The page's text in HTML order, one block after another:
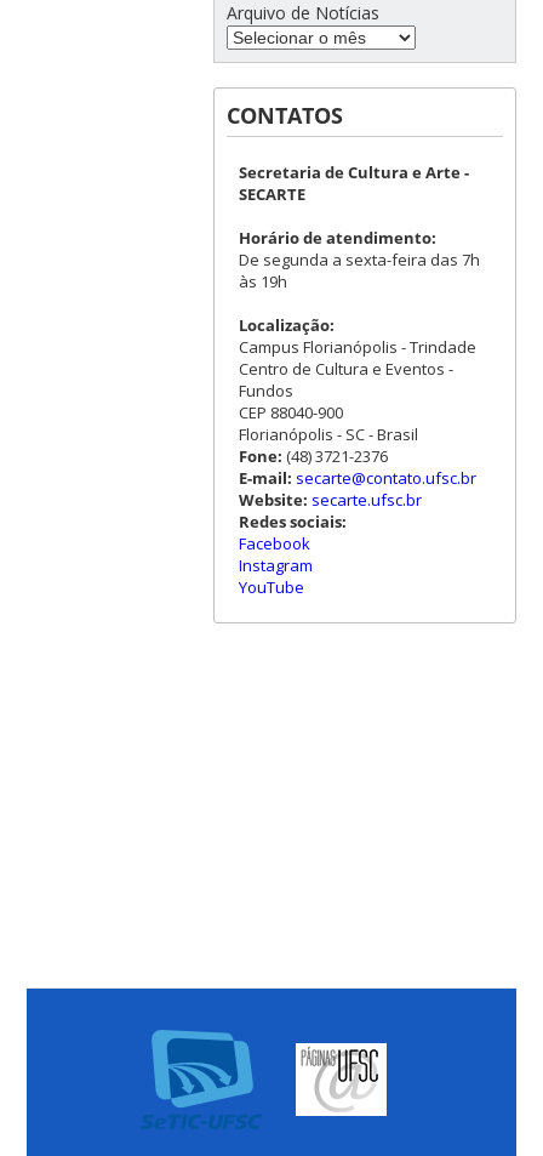
Arquivo de Notícias
CONTATOS
Secretaria de Cultura e Arte -
SECARTE
Horário de atendimento:
De segunda a sexta-feira das 7h
às 19h
Localização:
Campus Florianópolis - Trindade
Centro de Cultura e Eventos -
Fundos
CEP 88040-900
Florianópolis - SC - Brasil
Fone: (48) 3721-2376
E-mail: secarte@contato.ufsc.br
Website: secarte.ufsc.br
Redes sociais:
Facebook
Instagram
YouTube